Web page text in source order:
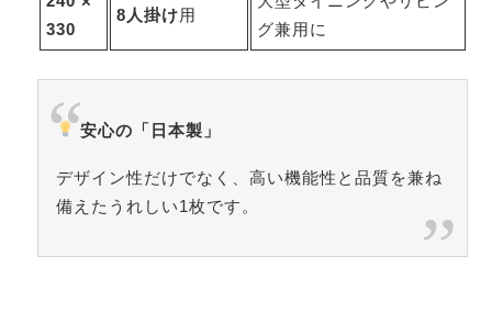
330
8人掛け用
グ兼用に
安心の「日本製」
デザイン性だけでなく、高い機能性と品質を兼ね
備えたうれしい1枚です。